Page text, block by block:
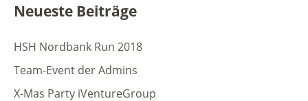
Neueste Beiträge
HSH Nordbank Run 2018
Team-Event der Admins
X-Mas Party iVentureGroup